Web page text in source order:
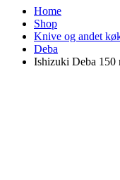
Home
Shop
Knive og andet
Deba
Ishizuki Deba 150